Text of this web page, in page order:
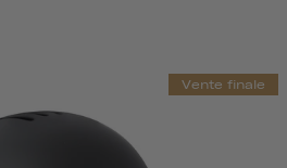
Vente finale